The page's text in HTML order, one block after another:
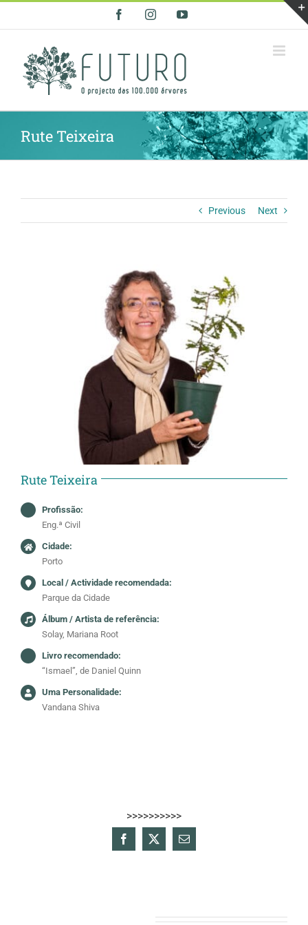
FacebookInstagramYouTube
Rute Teixeira
Previous Next
Rute Teixeira
Profissão:
Eng.ª Civil
Cidade:
Porto
Local / Actividade recomendada:
Parque da Cidade
Álbum / Artista de referência:
Solay, Mariana Root
Livro recomendado:
“Ismael”, de Daniel Quinn
Uma Personalidade:
Vandana Shiva
>>>>>>>>>>
Facebook
X
Email
(necessário